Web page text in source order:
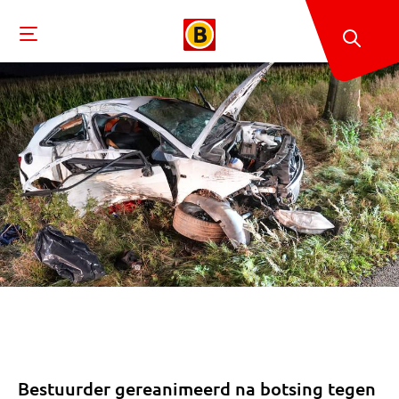
Bestuurder gereanimeerd na botsing tegen